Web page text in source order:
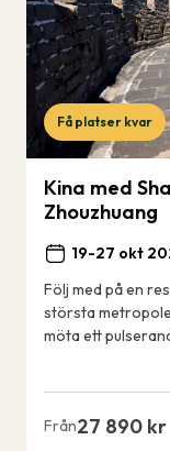
Få platser kvar
Kina med
Zhouzhuang
19-27 okt
Följ med på en
största
möta ett
Från27 890 kr